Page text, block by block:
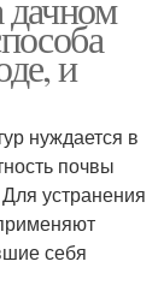
и
нуждается в
почвы
устранения
себя